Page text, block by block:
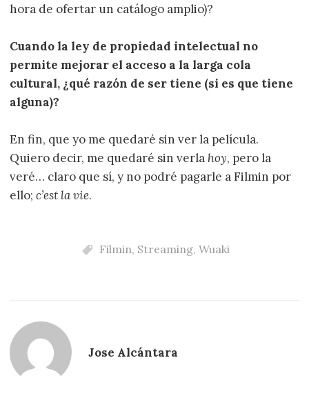
hora de ofertar un catálogo amplio)?
Cuando la ley de propiedad intelectual no
permite mejorar el acceso a la larga cola
cultural, ¿qué razón de ser tiene (si es que tiene
alguna)?
En fin, que yo me quedaré sin ver la película.
Quiero decir, me quedaré sin verla hoy, pero la
veré… claro que sí, y no podré pagarle a Filmin por
ello;c’est la vie.
Filmin, Streaming, Wuaki
Jose Alcántara